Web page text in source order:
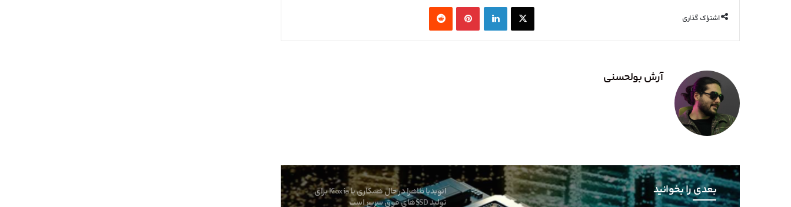
اشتراک گذاری
X لینکدین ‫پین‌ترست‫رددیت
آرش بولحسنی
بعدی را بخوانید
کنسول بازی جدید Valve با اسم رمز Fremont از
تولید SSDهای فوق سریع است
ایلان ماسک از سخت‌افزار AMD برای مدل‌های